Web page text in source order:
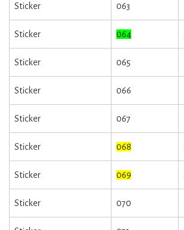
Sticker 063
Sticker 064
Sticker 065
Sticker 066
Sticker 067
Sticker 068
Sticker 069
Sticker 070